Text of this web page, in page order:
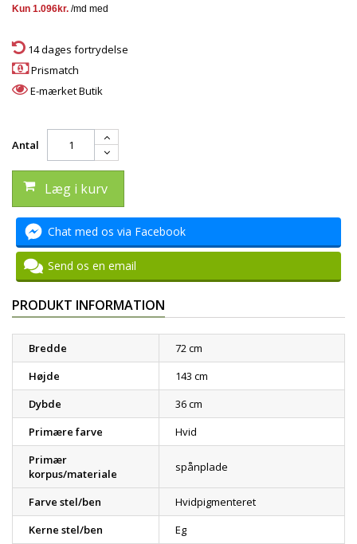
14 dages fortrydelse
Prismatch
E-mærket Butik
Antal
Læg i kurv
Chat med os via Facebook
Send os en email
PRODUKT INFORMATION
Bredde
72 cm
Højde
143 cm
Dybde
36 cm
Primære farve
Hvid
Primær
korpus/materiale
spånplade
Farve stel/ben
Hvidpigmenteret
Kerne stel/ben
Eg